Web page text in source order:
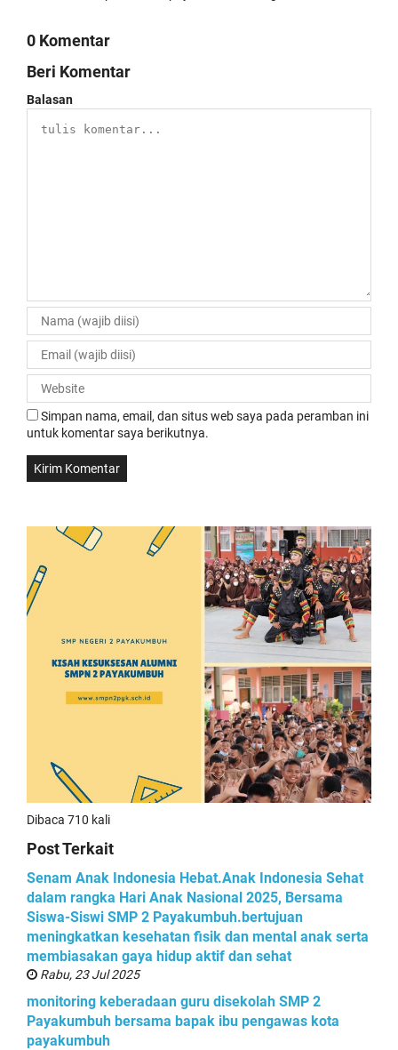
0 Komentar
Beri Komentar
Balasan
Simpan nama, email, dan situs web saya pada peramban ini
untuk komentar saya berikutnya.
Dibaca 710 kali
Post Terkait
Senam Anak Indonesia Hebat.Anak Indonesia Sehat
dalam rangka Hari Anak Nasional 2025, Bersama
Siswa-Siswi SMP 2 Payakumbuh.bertujuan
meningkatkan kesehatan fisik dan mental anak serta
membiasakan gaya hidup aktif dan sehat
Rabu, 23 Jul 2025
monitoring keberadaan guru disekolah SMP 2
Payakumbuh bersama bapak ibu pengawas kota
payakumbuh